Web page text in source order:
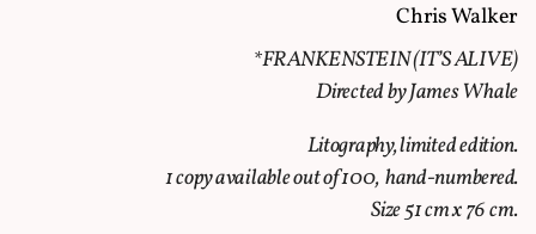
Chris Walker
*FRANKENSTEIN (IT’S ALIVE)
Directed by James Whale
Litography, limited edition.
1 copy available out of 100, hand-numbered.
Size 51 cm x 76 cm.